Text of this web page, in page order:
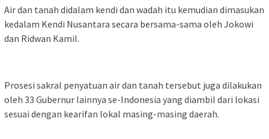
Air dan tanah didalam kendi dan wadah itu kemudian dimasukan
kedalam Kendi Nusantara secara bersama-sama oleh Jokowi
dan Ridwan Kamil.
Prosesi sakral penyatuan air dan tanah tersebut juga dilakukan
oleh 33 Gubernur lainnya se-Indonesia yang diambil dari lokasi
sesuai dengan kearifan lokal masing-masing daerah.